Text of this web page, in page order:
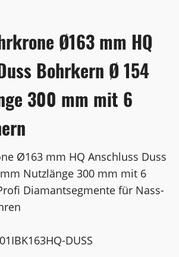
Ø163 mm HQ
Bohrkern Ø 154
300 mm mit 6
Ø163 mm HQ Anschluss Duss
Nutzlänge 300 mm mit 6
Diamantsegmente für Nass-
DUSS